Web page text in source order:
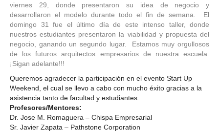
viernes 29, donde presentaron su idea de negocio y
desarrollaron el modelo durante todo el fin de semana. El
domingo 31 fue el último día de este intenso taller, donde
nuestros estudiantes presentaron la viabilidad y propuesta del
negocio, ganando un segundo lugar. Estamos muy orgullosos
de los futuros arquitectos empresarios de nuestra escuela.
¡Sigan adelante!!!
Queremos agradecer la participación en el evento Start Up
Weekend, el cual se llevo a cabo con mucho éxito gracias a la
asistencia tanto de facultad y estudiantes.
Profesores/Mentores:
Dr. Jose M. Romaguera – Chispa Empresarial
Sr. Javier Zapata – Pathstone Corporation